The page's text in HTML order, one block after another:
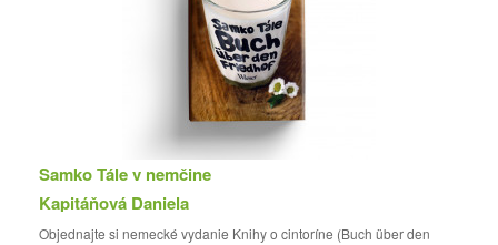
Samko Tále v nemčine
Kapitáňová Daniela
Objednajte si nemecké vydanie Knihy o cintoríne (Buch über den